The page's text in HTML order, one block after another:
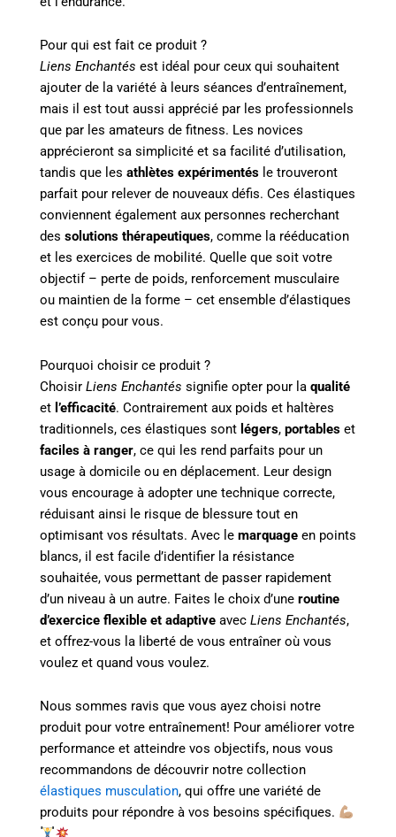
Pour qui est fait ce produit ?
Liens Enchantés est idéal pour ceux qui souhaitent
ajouter de la variété à leurs séances d’entraînement,
mais il est tout aussi apprécié par les professionnels
que par les amateurs de fitness. Les novices
apprécieront sa simplicité et sa facilité d’utilisation,
tandis que les athlètes expérimentés le trouveront
parfait pour relever de nouveaux défis. Ces élastiques
conviennent également aux personnes recherchant
des solutions thérapeutiques, comme la rééducation
et les exercices de mobilité. Quelle que soit votre
objectif – perte de poids, renforcement musculaire
ou maintien de la forme – cet ensemble d’élastiques
est conçu pour vous.
Pourquoi choisir ce produit ?
Choisir Liens Enchantés signifie opter pour la qualité
et l’efficacité. Contrairement aux poids et haltères
traditionnels, ces élastiques sont légers, portables et
faciles à ranger, ce qui les rend parfaits pour un
usage à domicile ou en déplacement. Leur design
vous encourage à adopter une technique correcte,
réduisant ainsi le risque de blessure tout en
optimisant vos résultats. Avec le marquage en points
blancs, il est facile d’identifier la résistance
souhaitée, vous permettant de passer rapidement
d’un niveau à un autre. Faites le choix d’une routine
d’exercice flexible et adaptive avec Liens Enchantés,
et offrez-vous la liberté de vous entraîner où vous
voulez et quand vous voulez.
Nous sommes ravis que vous ayez choisi notre
produit pour votre entraînement! Pour améliorer votre
performance et atteindre vos objectifs, nous vous
recommandons de découvrir notre collection
élastiques musculation, qui offre une variété de
produits pour répondre à vos besoins spécifiques.